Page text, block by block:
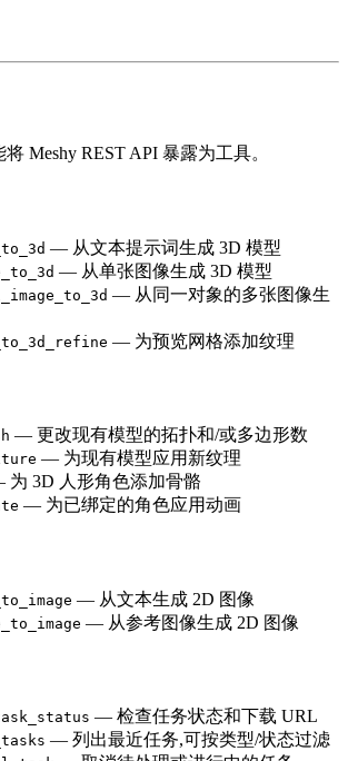
Meshy REST API 暴露为工具。
— 从文本提示词生成 3D 模型
— 从单张图像生成 3D 模型
— 从同一对象的多张图像生
— 为预览网格添加纹理
— 更改现有模型的拓扑和/或多边形数
— 为现有模型应用新纹理
3D 人形角色添加骨骼
— 为已绑定的角色应用动画
— 从文本生成 2D 图像
— 从参考图像生成 2D 图像
— 检查任务状态和下载 URL
— 列出最近任务,可按类型/状态过滤